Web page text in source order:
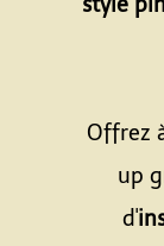
Offrez
up
d'